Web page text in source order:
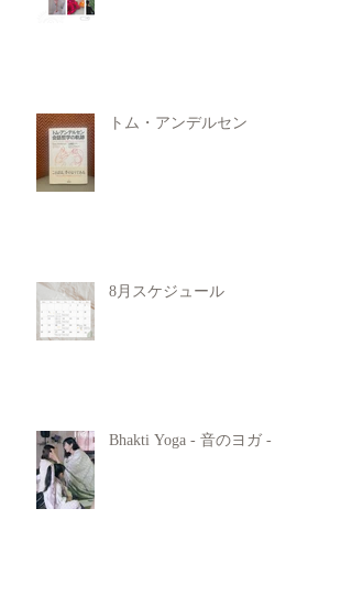
トム・アンデルセン
8月スケジュール
Bhakti Yoga - 音のヨガ -